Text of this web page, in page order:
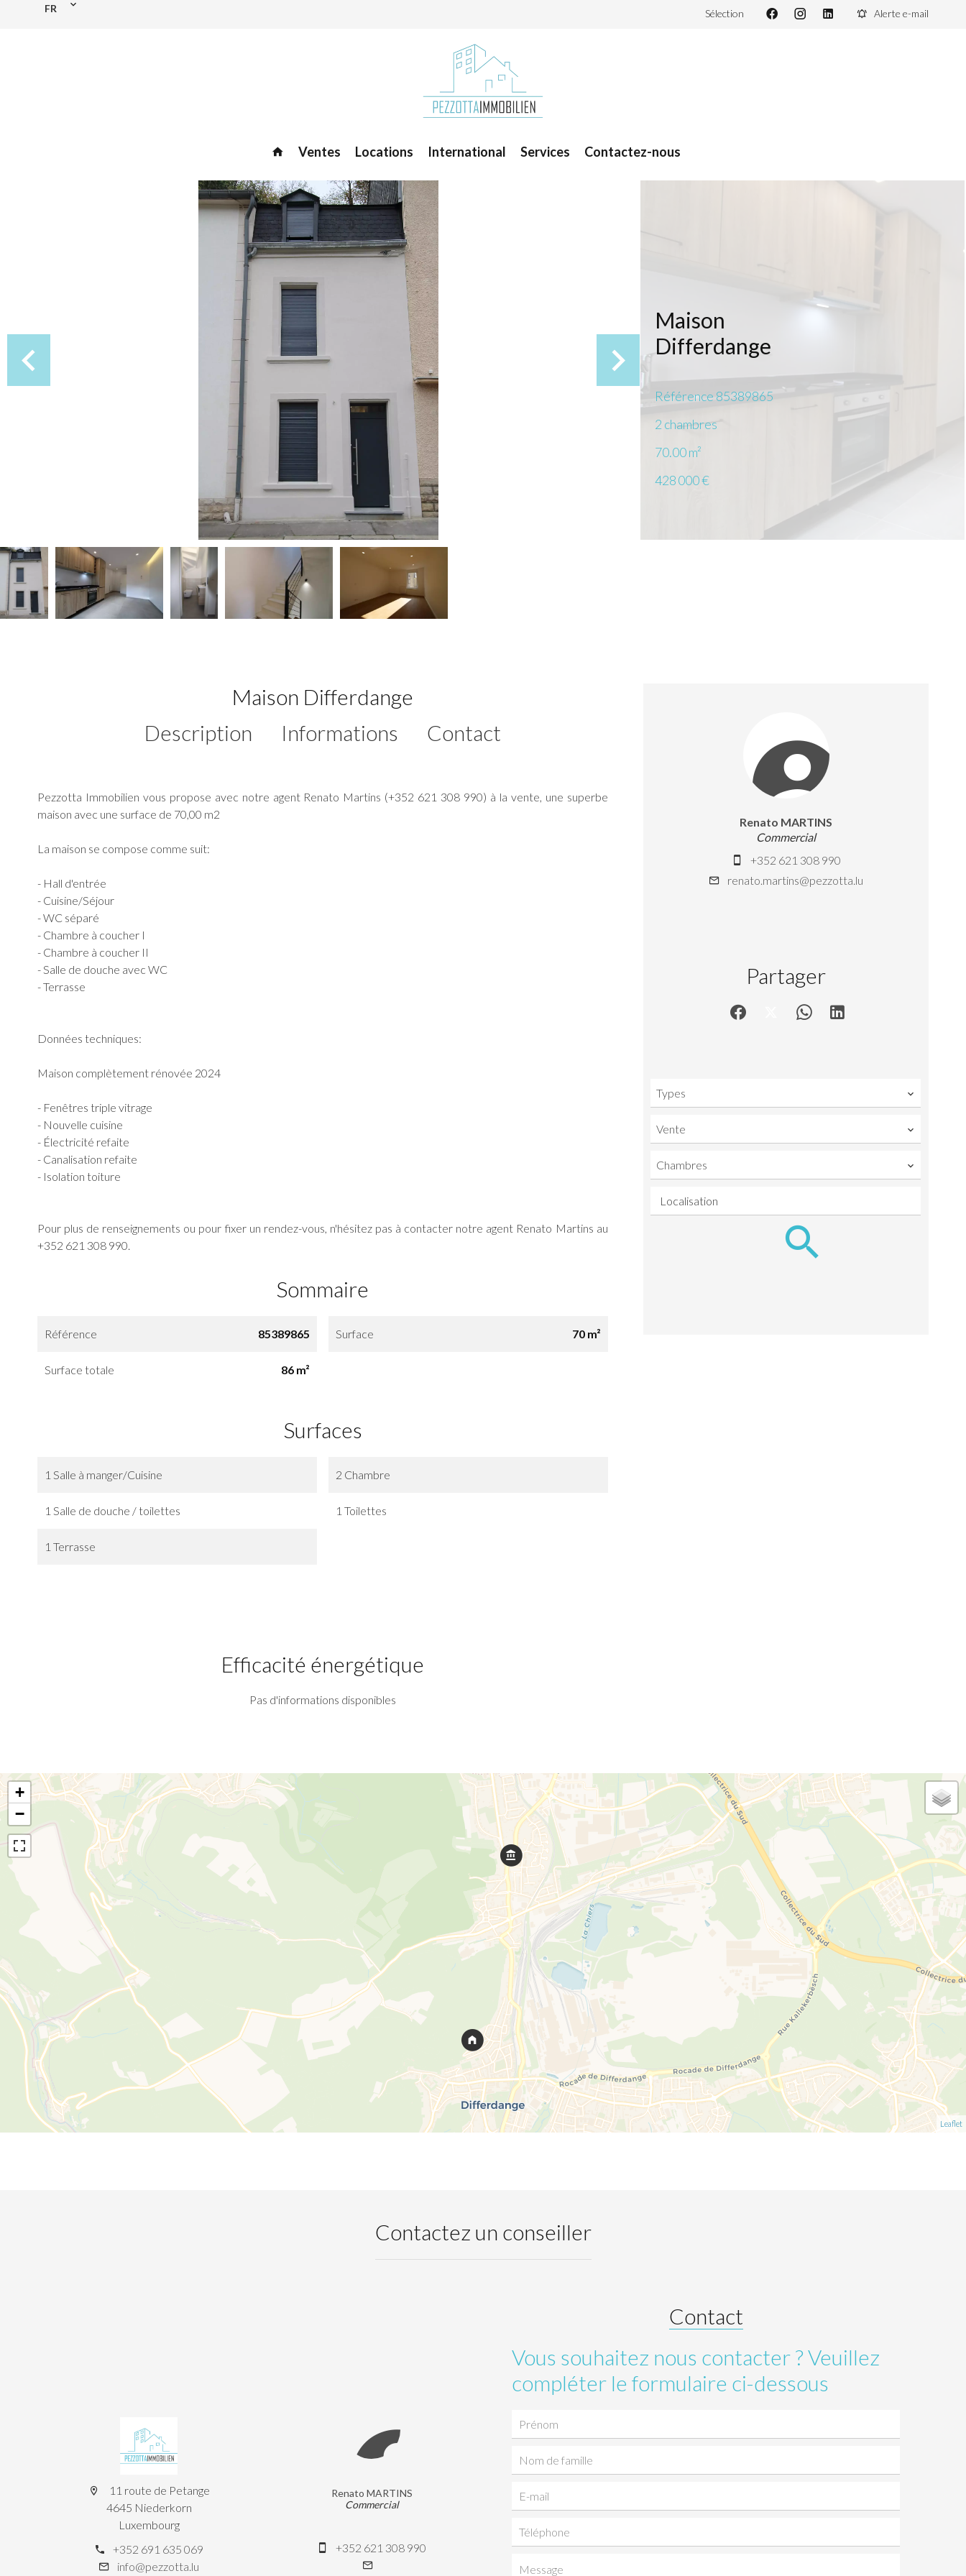
FR Sélection Alerte e-mail
Ventes Locations International Services Contactez-nous
Maison
Differdange
Référence 85389865
2 chambres
70.00m²
428 000 €
Maison Differdange
Description
Informations Contact
Pezzotta Immobilien vous propose avec notre agent Renato Martins (+352 621 308 990) à la vente, une superbe
maison avec une surface de 70,00 m2
La maison se compose comme suit:
- Hall d'entrée
- Cuisine/Séjour
- WC séparé
- Chambre à coucher I
- Chambre à coucher II
- Salle de douche avec WC
- Terrasse
Données techniques:
Maison complètement rénovée 2024
- Fenêtres triple vitrage
- Nouvelle cuisine
- Électricité refaite
- Canalisation refaite
- Isolation toiture
Pour plus de renseignements ou pour fixer un rendez-vous, n'hésitez pas à contacter notre agent Renato Martins au
+352 621 308 990.
Sommaire
Référence 85389865 Surface 70 m²
Surface totale 86 m²
Surfaces
1 Salle à manger/Cuisine 2 Chambre
1 Salle de douche / toilettes 1 Toilettes
1 Terrasse
Efficacité énergétique
Pas d'informations disponibles
Renato MARTINS
Commercial
+352 621 308 990
renato.martins@pezzotta.lu
Partager
Types
Vente
Chambres
Localisation
+
−
Leaflet
Contactez un conseiller
11 route de Petange
4645 Niederkorn
Luxembourg
+352 691 635 069
info@pezzotta.lu
Renato MARTINS
Commercial
+352 621 308 990
Vous souhaitez nous contacter ? Veuillez
compléter le formulaire ci-dessous
Contact